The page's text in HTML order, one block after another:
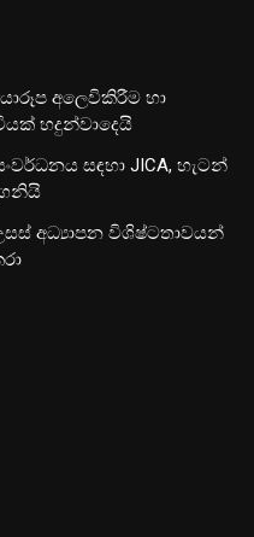
අලෙවිකිරීම හා
හදුන්වාදෙයි
සඳහා JICA, හැටන්
අධ්‍යාපන විශිෂ්ටතාවයන්